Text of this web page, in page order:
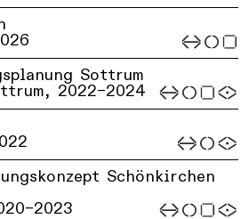
Sottrum
2022–2024
Schönkirchen